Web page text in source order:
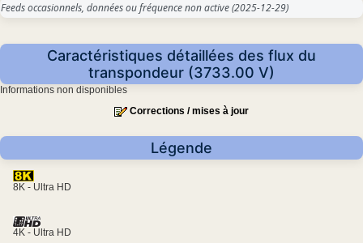
Feeds occasionnels, données ou fréquence non active(2025-12-29)
Caractéristiques détaillées des flux du
transpondeur (3733.00 V)
Informations non disponibles
Corrections / mises à jour
Légende
8K - Ultra HD
4K - Ultra HD